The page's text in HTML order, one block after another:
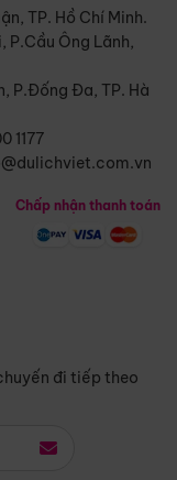
TP. Hồ Chí Minh.
P.Cầu Ông Lãnh,
P.Đống Đa, TP. Hà
1177
đi tiếp theo
Chấp nhận thanh toán